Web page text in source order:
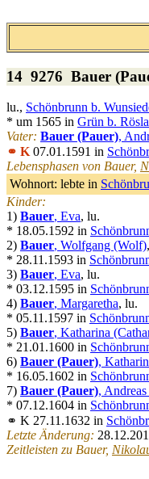
14 9276 Bauer
lu., Schönbrunn b.
* um 1565 in Grün b.
Vater: Bauer (Pauer),
⚭ K07.01.1591 in
Lebensphasen von Bauer,
Wohnort: lebte in
Kinder:
1) Bauer, Eva, lu.
* 18.05.1592 in
2) Bauer, Wolfgang (Wolf)
* 28.11.1593 in
3) Bauer, Eva, lu.
* 03.12.1595 in
4) Bauer, Margaretha, lu.
* 05.11.1597 in
5) Bauer, Katharina
* 21.01.1600 in
6) Bauer (Pauer),
* 16.05.1602 in
7) Bauer (Pauer),
* 07.12.1604 in
⚭ K 27.11.1632 in
Letzte Änderung:
Zeitleisten zu Bauer,